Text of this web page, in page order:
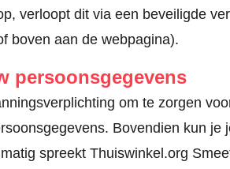
verloopt dit via een beveiligde
boven aan de webpagina).
persoonsgegevens
om te zorgen
Bovendien kun je
spreekt Thuiswinkel.org